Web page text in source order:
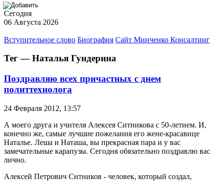
Сегодня
06 Августа 2026
Вступительное слово Биография Сайт Минченко Консалтинг
Тег — Наталья Гундерина
Поздравляю всех причастных с днем
политтехнолога
24 Февраля 2012, 13:57
А моего друга и учителя Алексея Ситникова с 50-летием. И,
конечно же, самые лучшие пожелания его жене-красавице
Наталье. Леша и Наташа, вы прекрасная пара и у вас
замечательные карапузы. Сегодня обязательно поздравлю вас
лично.
Алексей Петрович Ситников - человек, который создал,